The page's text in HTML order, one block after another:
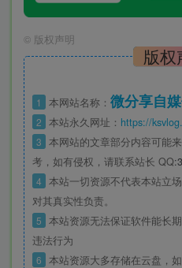
© 版权声明
版权
1 本网站名称： 微分享自
2 本站永久网址： https://
3 本网站的文章部分内容可能
考，如有侵权，请联系站长 QQ
4 本站一切资源不代表本站立
对其真实性负责。
5 本站资源无法保证软件能长
违法行为
6 本站资源大多存储在云盘，